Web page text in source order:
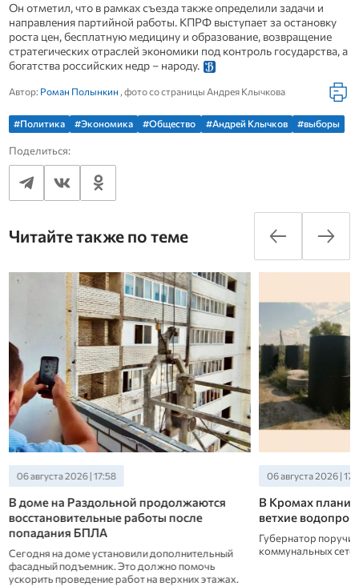
Он отметил, что в рамках съезда также определили задачи и
направления партийной работы. КПРФ выступает за остановку
роста цен, бесплатную медицину и образование, возвращение
стратегических отраслей экономики под контроль государства, а
богатства российских недр – народу.
Автор: Роман Полынкин , фото со страницы Андрея Клычкова
#Политика #Экономика #Общество #Андрей Клычков #выборы
Поделиться:
Читайте также по теме
06 августа 2026 | 17:58
В доме на Раздольной продолжаются
восстановительные работы после
попадания БПЛА
Сегодня на доме установили дополнительный
фасадный подъемник. Это должно помочь
ускорить проведение работ на верхних этажах.
06 августа 2026 |
В Кромах
ветхие
Губернатор
коммунальных